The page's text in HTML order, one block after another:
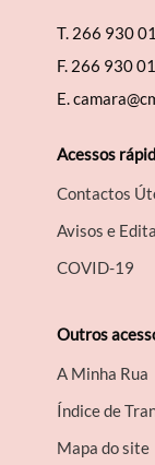
T. 266 930
F. 266 930
E.
Acessos
Contactos
Avisos e
COVID-19
Outros
A Minha Rua
Índice de
Mapa do site